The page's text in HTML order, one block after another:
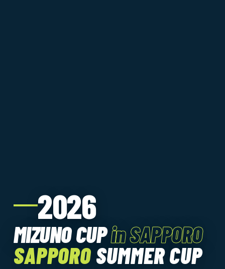
2026
MIZUNO CUPin SAPPORO
SAPPORO SUMMER CUP